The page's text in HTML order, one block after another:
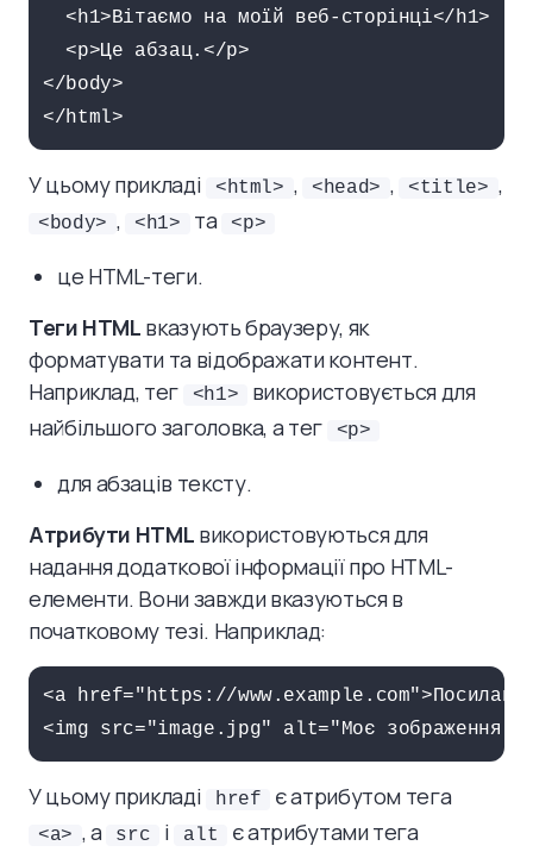
  <h1>Вітаємо на моїй веб-сторінці</h1>
  <p>Це абзац.</p>
</body>
</html>
У цьому прикладі <html> , <head> , <title> ,
<body> , <h1> та <p>
це HTML-теги.
Теги HTML вказують браузеру, як
форматувати та відображати контент.
Наприклад, тег
<h1>
використовується для
найбільшого заголовка, а тег
<p>
для абзаців тексту.
Атрибути HTML використовуються для
надання додаткової інформації про HTML-
елементи. Вони завжди вказуються в
початковому тезі. Наприклад:
<a href="https://
<img src="image.jpg" alt="Моє зображення">
У цьому прикладі href є атрибутом тега
<a> , а src і alt є атрибутами тега